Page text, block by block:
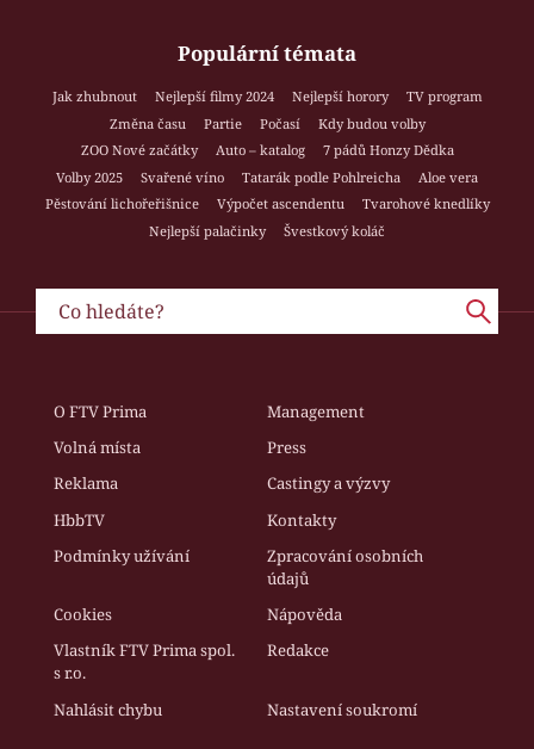
Populární témata
Jak zhubnout Nejlepší filmy 2024 Nejlepší horory
TV program
Změna času
Partie Počasí
Kdy budou volby
ZOO Nové začátky
Auto – katalog
7 pádů Honzy Dědka
Volby 2025
Svařené víno Tatarák podle Pohlreicha
Aloe vera
Pěstování lichořeřišnice
Výpočet ascendentu
Tvarohové knedlíky
Nejlepší palačinky
Švestkový koláč
O FTV Prima
Management
Volná místa
Press
Reklama
Castingy a výzvy
HbbTV
Kontakty
Podmínky užívání
Zpracování osobních
údajů
Cookies
Nápověda
Vlastník FTV Prima spol.
s r.o.
Redakce
Nahlásit chybu Nastavení soukromí